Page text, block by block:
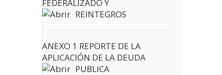
FEDERALIZADO Y
REINTEGROS
ANEXO 1 REPORTE DE LA
APLICACIÓN DE LA DEUDA
PUBLICA